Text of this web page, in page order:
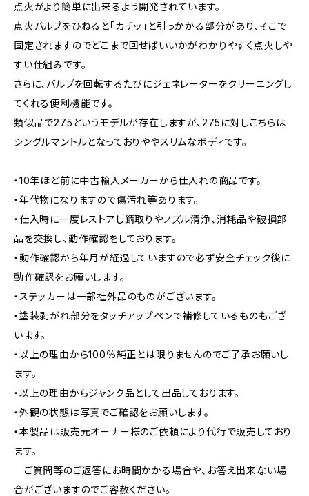
点火がより簡単に出来るよう開発されています。
点火バルブをひねると「カチッ」と引っかかる部分があり、そこで
固定されますのでどこまで回せばいいかがわかりやすく点火しや
すい仕組みです。
さらに、バルブを回転するたびにジェネレーターをクリーニングし
てくれる便利機能です。
類似品で275というモデルが存在しますが、275に対しこちらは
シングルマントルとなっておりややスリムなボディです。
・10年ほど前に中古輸入メーカーから仕入れの商品です。
・年代物になりますので傷汚れ等あります。
・仕入時に一度レストアし錆取りやノズル清浄、消耗品や破損部
品を交換し、動作確認をしております。
・動作確認から年月が経過していますので必ず安全チェック後に
動作確認をお願いします。
・ステッカーは一部社外品のものがございます。
・塗装剥がれ部分をタッチアップペンで補修しているものもござ
います。
・以上の理由から100％純正とは限りませんのでご了承お願いし
ます。
・以上の理由からジャンク品として出品しております。
・外観の状態は写真でご確認をお願いします。
・本製品は販売元オーナー様のご依頼により代行で販売しており
ます。
ご質問等のご返答にお時間かかる場合や、お答え出来ない場
合がございますのでご容赦ください。